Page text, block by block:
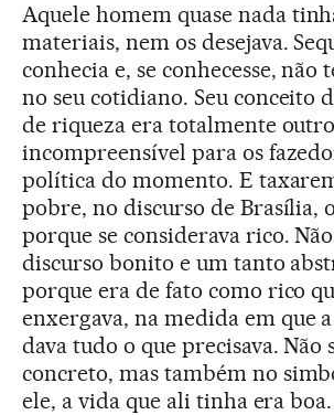
Aquele homem quase nada
materiais, nem os desejava.
conhecia e, se conhecesse,
no seu cotidiano. Seu conceito
de riqueza era totalmente
incompreensível para os
política do momento. E
pobre, no discurso de Brasília,
porque se considerava rico.
discurso bonito e um tanto
porque era de fato como rico
enxergava, na medida em que
dava tudo o que precisava. Não
concreto, mas também no
ele, a vida que ali tinha era boa.